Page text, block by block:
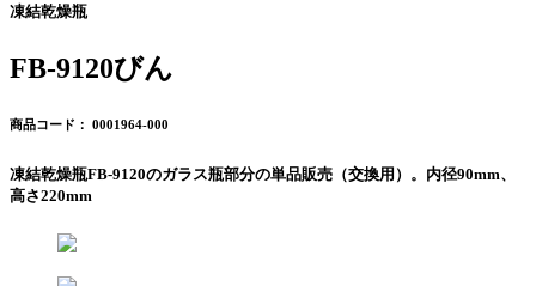
凍結乾燥瓶
FB-9120びん
商品コード： 0001964-000
凍結乾燥瓶FB-9120のガラス瓶部分の単品販売（交換用）。内径90mm、
高さ220mm